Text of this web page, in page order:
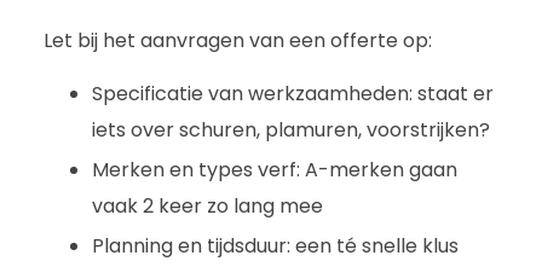
Let bij het aanvragen van een offerte op:
Specificatie van werkzaamheden: staat er
iets over schuren, plamuren, voorstrijken?
Merken en types verf: A-merken gaan
vaak 2 keer zo lang mee
Planning en tijdsduur: een té snelle klus